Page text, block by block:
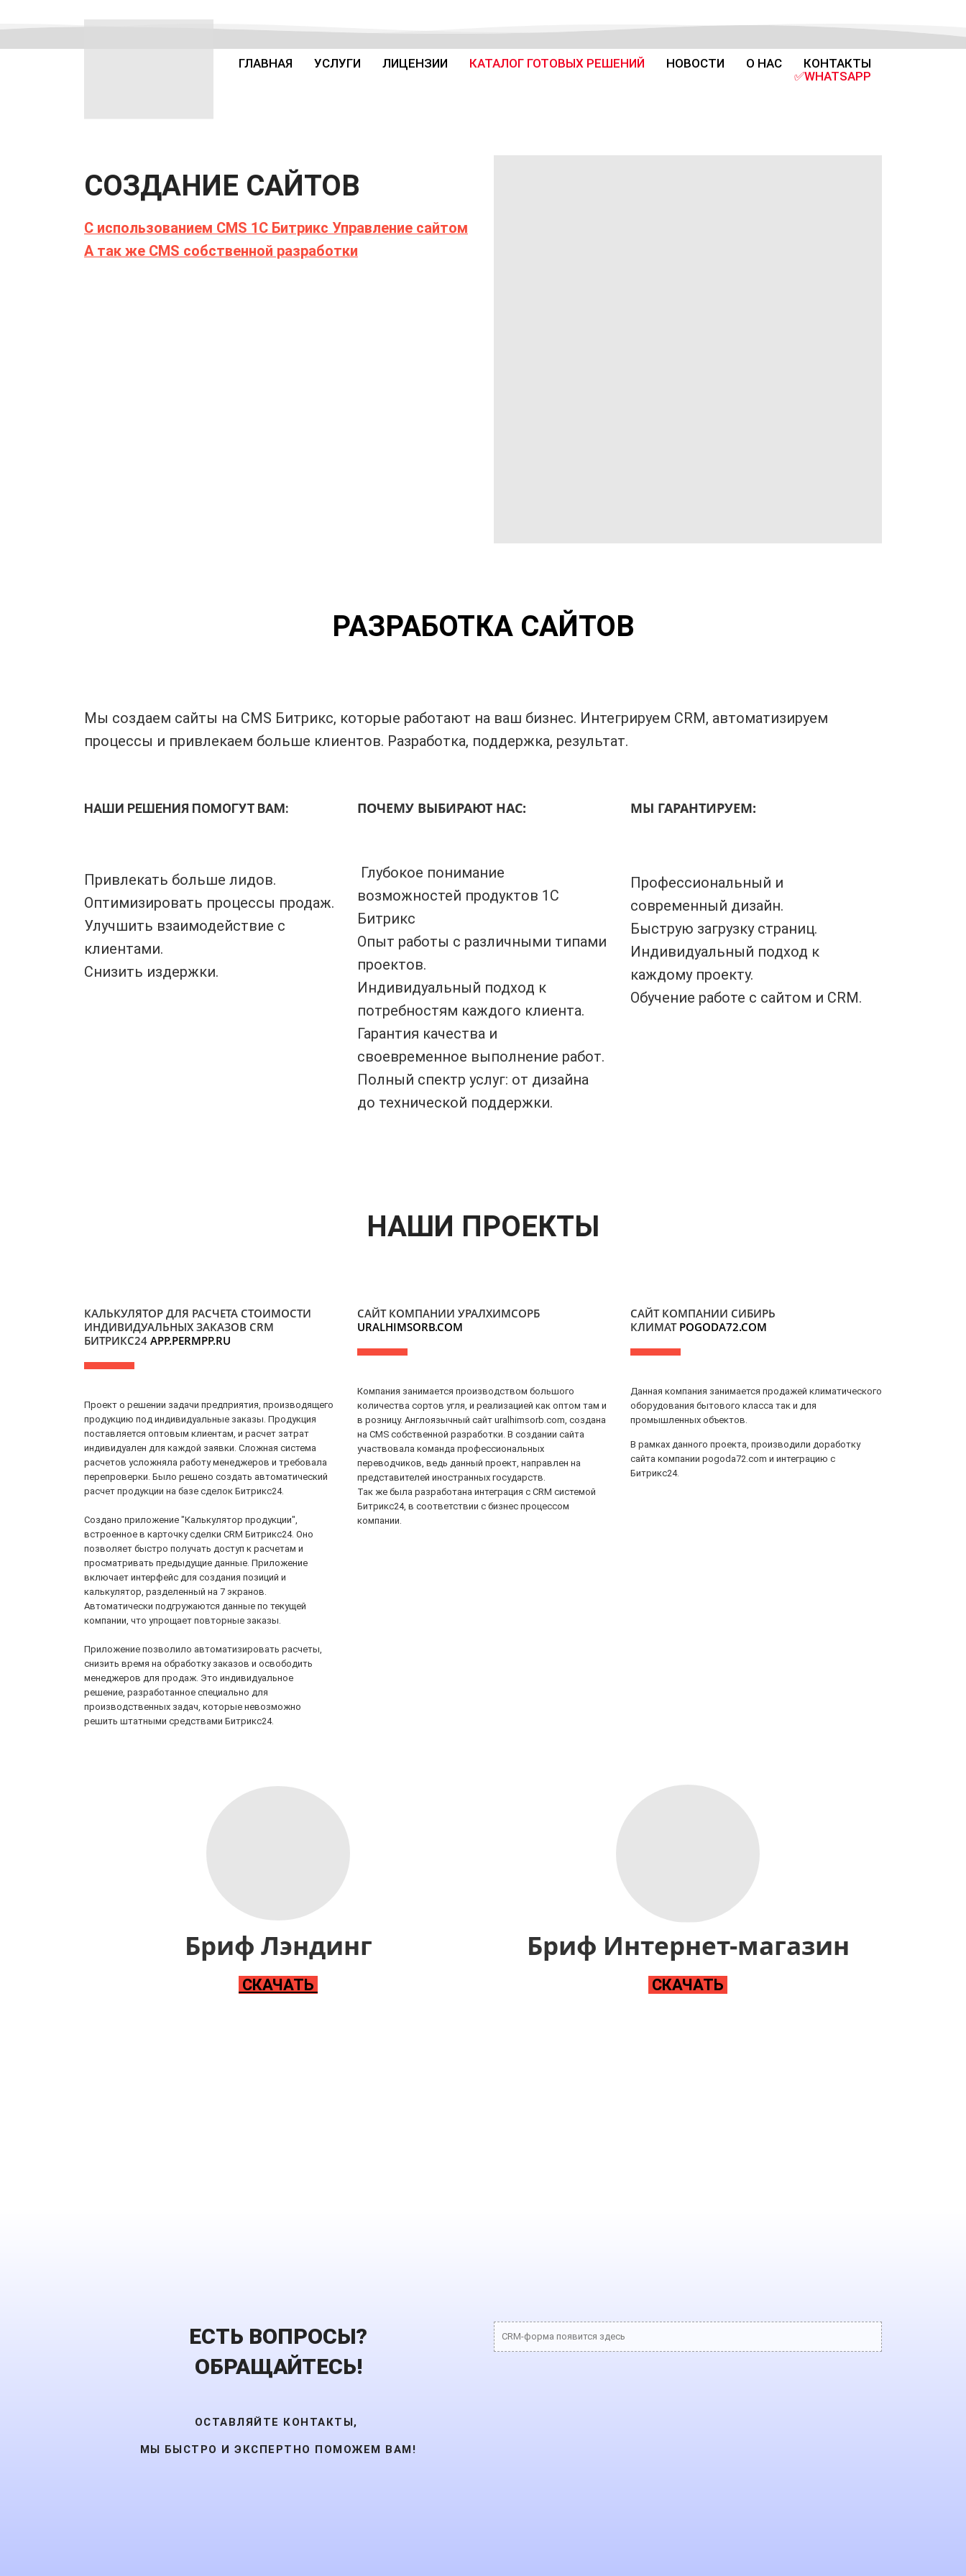
ГЛАВНАЯ УСЛУГИ ЛИЦЕНЗИИ КАТАЛОГ ГОТОВЫХ РЕШЕНИЙ НОВОСТИ О НАС
КОНТАКТЫ
✅WHATSAPP
СОЗДАНИЕ САЙТОВ
C использованием CMS 1C Битрикс Управление сайтом
А так же CMS собственной разработки
РАЗРАБОТКА САЙТОВ
Мы создаем сайты на CMS Битрикс, которые работают на ваш бизнес. Интегрируем CRM, автоматизируем
процессы и привлекаем больше клиентов. Разработка, поддержка, результат.
НАШИ РЕШЕНИЯ ПОМОГУТ ВАМ:
Привлекать больше лидов.
Оптимизировать процессы продаж.
Улучшить взаимодействие с
клиентами.
Снизить издержки.
ПОЧЕМУ ВЫБИРАЮТ НАС:
Глубокое понимание
возможностей продуктов 1С
Битрикс
Опыт работы с различными типами
проектов.
Индивидуальный подход к
потребностям каждого клиента.
Гарантия качества и
своевременное выполнение работ.
Полный спектр услуг: от дизайна
до технической поддержки.
МЫ ГАРАНТИРУЕМ:
Профессиональный и
современный дизайн.
Быструю загрузку страниц.
Индивидуальный подход к
каждому проекту.
Обучение работе с сайтом и CRM.
НАШИ ПРОЕКТЫ
КАЛЬКУЛЯТОР ДЛЯ РАСЧЕТА СТОИМОСТИ
ИНДИВИДУАЛЬНЫХ ЗАКАЗОВ CRM
БИТРИКС24 APP.PERMPP.RU
Проект о решении задачи предприятия, производящего
продукцию под индивидуальные заказы. Продукция
поставляется оптовым клиентам, и расчет затрат
индивидуален для каждой заявки. Сложная система
расчетов усложняла работу менеджеров и требовала
перепроверки. Было решено создать автоматический
расчет продукции на базе сделок Битрикс24.
Создано приложение "Калькулятор продукции",
встроенное в карточку сделки CRM Битрикс24. Оно
позволяет быстро получать доступ к расчетам и
просматривать предыдущие данные. Приложение
включает интерфейс для создания позиций и
калькулятор, разделенный на 7 экранов.
Автоматически подгружаются данные по текущей
компании, что упрощает повторные заказы.
Приложение позволило автоматизировать расчеты,
снизить время на обработку заказов и освободить
менеджеров для продаж. Это индивидуальное
решение, разработанное специально для
производственных задач, которые невозможно
решить штатными средствами Битрикс24.
САЙТ КОМПАНИИ УРАЛХИМСОРБ
URALHIMSORB.COM
Компания занимается производством большого
количества сортов угля, и реализацией как оптом там и
в розницу. Англоязычный сайт uralhimsorb.com, создана
на CMS собственной разработки. В создании сайта
участвовала команда профессиональных
переводчиков, ведь данный проект, направлен на
представителей иностранных государств.
Так же была разработана интеграция с CRM системой
Битрикс24, в соответствии с бизнес процессом
компании.
САЙТ КОМПАНИИ СИБИРЬ
КЛИМАТ POGODA72.COM
Данная компания занимается продажей климатического
оборудования бытового класса так и для
промышленных объектов.
В рамках данного проекта, производили доработку
сайта компании pogoda72.com и интеграцию с
Битрикс24.
Бриф Лэндинг
СКАЧАТЬ
Бриф Интернет-магазин
СКАЧАТЬ
ЕСТЬ ВОПРОСЫ?
ОБРАЩАЙТЕСЬ!
ОСТАВЛЯЙТЕ КОНТАКТЫ,
МЫ БЫСТРО И ЭКСПЕРТНО ПОМОЖЕМ ВАМ!
CRM-форма появится здесь